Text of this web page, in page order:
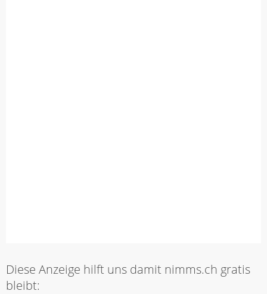
Diese Anzeige hilft uns damit nimms.ch gratis
bleibt: